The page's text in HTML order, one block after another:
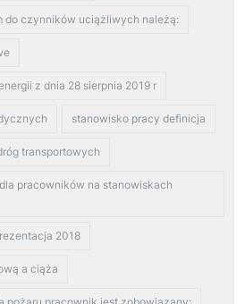
do czynników uciążliwych należą:
z dnia 28 sierpnia 2019 r
stanowisko pracy definicja
transportowych
pracowników na stanowiskach
2018
a ciąża